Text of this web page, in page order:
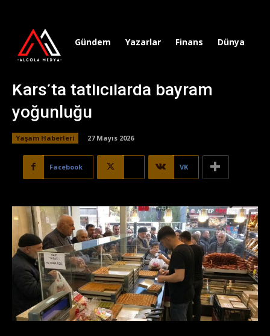
Gündem Yazarlar Finans Dünya
Kars’ta tatlıcılarda bayram
yoğunluğu
Yaşam Haberleri 27 Mayıs 2026
Facebook VK